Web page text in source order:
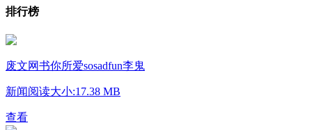
排行榜
废文网书你所爱sosadfun李鬼
新闻阅读大小:17.38 MB
查看